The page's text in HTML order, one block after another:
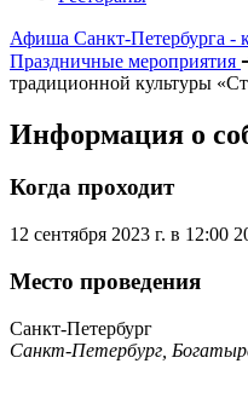
Афиша Санкт-Петербурга -
Праздничные мероприятия
традиционной культуры
Информация о
Когда проходит
12 сентября 2023 г. в 12:00
Место проведения
Санкт-Петербург
Санкт-Петербург,